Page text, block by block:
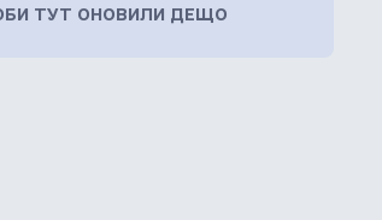
ТУТ ОНОВИЛИ ДЕЩО